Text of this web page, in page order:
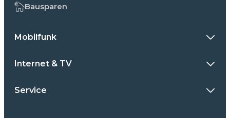
Bausparen
Mobilfunk
Internet & TV
Service